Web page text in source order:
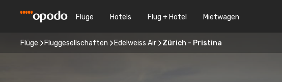
Flüge Hotels Flug + Hotel Mietwagen
Flüge Fluggesellschaften Edelweiss Air Zürich - Pristina